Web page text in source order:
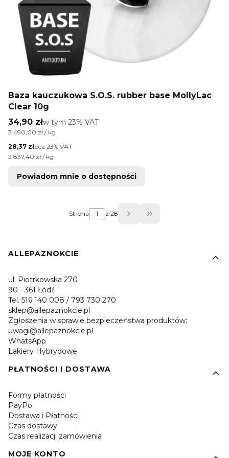
Baza kauczukowa S.O.S. rubber base MollyLac
Clear 10g
Cena brutto
34,90 złw tym %s VAT
w tym 23% VAT
Cena jednostkowa brutto
3 490,00 zł / kg
Cena netto
28,37 złbez 23% VAT
Cena jednostkowa netto
2 837,40 zł / kg
Powiadom mnie o dostępności
Strona z 28 Przejdź do
Linki w stopce
ALLEPAZNOKCIE
ul. Piotrkowska 270
90 - 361 Łódź
Tel. 516 140 008 / 793 730 270
sklep@allepaznokcie.pl
Zgłoszenia w sprawie bezpieczeństwa produktów:
uwagi@allepaznokcie.pl
WhatsApp
Lakiery Hybrydowe
PŁATNOŚCI I DOSTAWA
Formy płatności
PayPo
Dostawa i Płatności
Czas dostawy
Czas realizacji zamówienia
MOJE KONTO